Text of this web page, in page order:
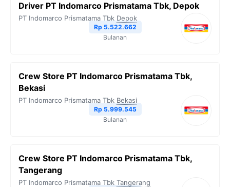
o
e
r
A
i
n
k
Driver PT Indomarco Prismatama Tbk, Depok
PT Indomarco Prismatama Tbk Depok
Rp 5.522.662
Bulanan
Crew Store PT Indomarco Prismatama Tbk,
Bekasi
PT Indomarco Prismatama Tbk Bekasi
Rp 5.999.545
Bulanan
Crew Store PT Indomarco Prismatama Tbk,
Tangerang
PT Indomarco Prismatama Tbk Tangerang